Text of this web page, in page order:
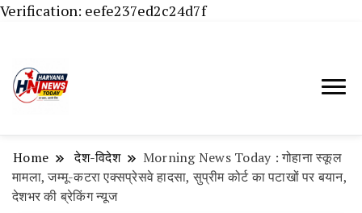
Verification: eefe237ed2c24d7f
हांसी, जींद और हरियाणा की ताजा खबरें
Haryana News Today, Haryana Live, Live
चैनल, Haryana News Today, Latest News
Hisar, Hisar Breaking News, Hansi News
Today, Hisar Crime News Today, Narnaund
Home ‌ देश-विदेश
Morning News Today : गोहाना स्कूल
मामला, जम्मू-कटरा एक्सप्रेसवे हादसा, सुप्रीम कोर्ट का पटाखों पर बयान,
देशभर की ब्रेकिंग न्यूज